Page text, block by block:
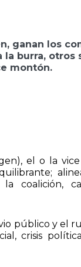
ganan los
burra, otros
montón.
el o la
la coalición,
público y el
crisis